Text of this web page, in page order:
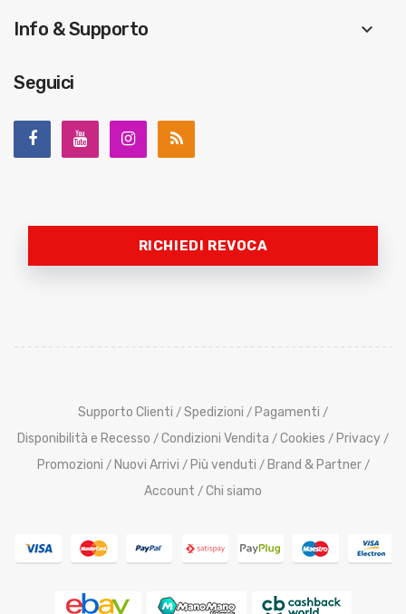
Info & Supporto keyboard_arrow_down
Seguici
RICHIEDI REVOCA
Supporto Clienti / Spedizioni / Pagamenti /
Disponibilità e Recesso / Condizioni Vendita / Cookies / Privacy /
Promozioni / Nuovi Arrivi / Più venduti / Brand & Partner /
Account / Chi siamo